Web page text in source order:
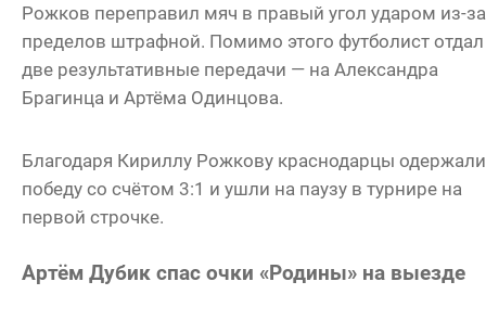
Рожков переправил мяч в правый угол ударом из-за
пределов штрафной. Помимо этого футболист отдал
две результативные передачи — на Александра
Брагинца и Артёма Одинцова.
Благодаря Кириллу Рожкову краснодарцы одержали
победу со счётом 3:1 и ушли на паузу в турнире на
первой строчке.
Артём Дубик спас очки «Родины» на выезде